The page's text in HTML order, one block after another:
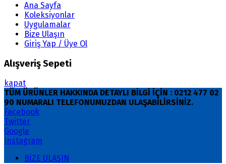
Ana Sayfa
Koleksiyonlar
Uygulamalar
Bize Ulaşın
Giriş Yap / Üye Ol
Alışveriş Sepeti
kapat
TÜM ÜRÜNLER HAKKINDA DETAYLI BİLGİ İÇİN : 0212 477 02
90 NUMARALI TELEFONUMUZDAN ULAŞABİLİRSİNİZ.
Facebook
Twitter
Google
Instagram
BİZE ULAŞIN